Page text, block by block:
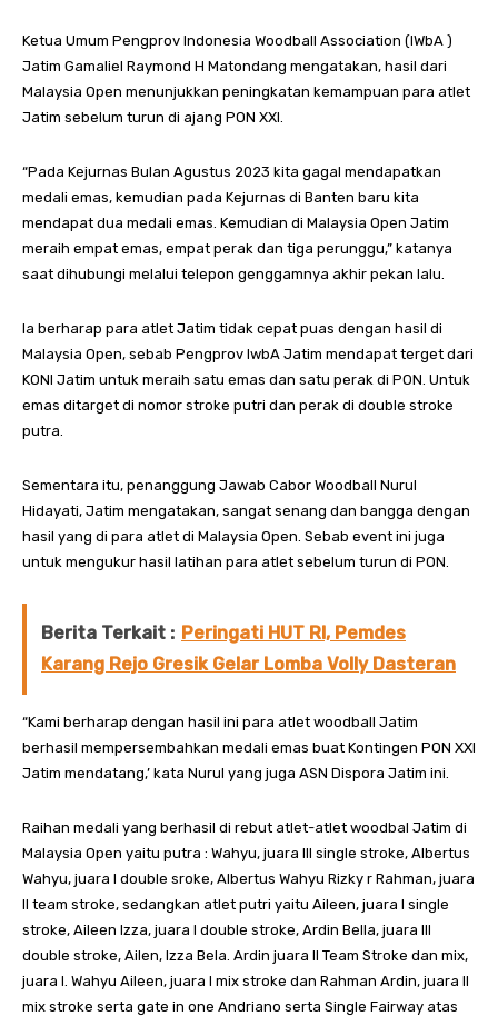
Ketua Umum Pengprov Indonesia Woodball Association (IWbA )
Jatim Gamaliel Raymond H Matondang mengatakan, hasil dari
Malaysia Open menunjukkan peningkatan kemampuan para atlet
Jatim sebelum turun di ajang PON XXI.
“Pada Kejurnas Bulan Agustus 2023 kita gagal mendapatkan
medali emas, kemudian pada Kejurnas di Banten baru kita
mendapat dua medali emas. Kemudian di Malaysia Open Jatim
meraih empat emas, empat perak dan tiga perunggu,” katanya
saat dihubungi melalui telepon genggamnya akhir pekan lalu.
Ia berharap para atlet Jatim tidak cepat puas dengan hasil di
Malaysia Open, sebab Pengprov IwbA Jatim mendapat terget dari
KONI Jatim untuk meraih satu emas dan satu perak di PON. Untuk
emas ditarget di nomor stroke putri dan perak di double stroke
putra.
Sementara itu, penanggung Jawab Cabor Woodball Nurul
Hidayati, Jatim mengatakan, sangat senang dan bangga dengan
hasil yang di para atlet di Malaysia Open. Sebab event ini juga
untuk mengukur hasil latihan para atlet sebelum turun di PON.
Berita Terkait : Peringati HUT RI, Pemdes
Karang Rejo Gresik Gelar Lomba Volly Dasteran
“Kami berharap dengan hasil ini para atlet woodball Jatim
berhasil mempersembahkan medali emas buat Kontingen PON XXI
Jatim mendatang,’ kata Nurul yang juga ASN Dispora Jatim ini.
Raihan medali yang berhasil di rebut atlet-atlet woodbal Jatim di
Malaysia Open yaitu putra : Wahyu, juara III single stroke, Albertus
Wahyu, juara I double sroke, Albertus Wahyu Rizky r Rahman, juara
II team stroke, sedangkan atlet putri yaitu Aileen, juara I single
stroke, Aileen Izza, juara I double stroke, Ardin Bella, juara III
double stroke, Ailen, Izza Bela. Ardin juara II Team Stroke dan mix,
juara I. Wahyu Aileen, juara I mix stroke dan Rahman Ardin, juara II
mix stroke serta gate in one Andriano serta Single Fairway atas